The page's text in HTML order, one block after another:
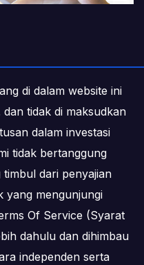
di dalam website ini
tidak di maksudkan
dalam investasi
tidak bertanggung
timbul dari penyajian
yang mengunjungi
Of Service (Syarat
dahulu dan dihimbau
independen serta